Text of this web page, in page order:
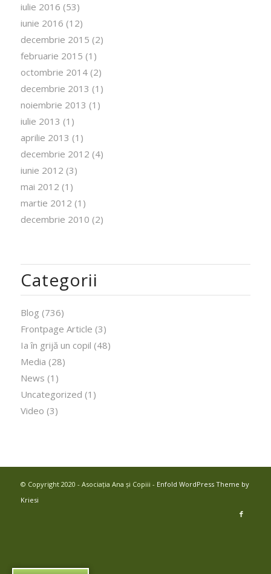
iulie 2016 (53)
iunie 2016 (12)
decembrie 2015 (2)
februarie 2015 (1)
octombrie 2014(2)
decembrie 2013 (1)
noiembrie 2013 (1)
iulie 2013 (1)
aprilie 2013 (1)
decembrie 2012 (4)
iunie 2012 (3)
mai 2012 (1)
martie 2012 (1)
decembrie 2010 (2)
Categorii
Blog (736)
Frontpage Article (3)
Ia în grijă un copil (48)
Media (28)
News (1)
Uncategorized (1)
Video (3)
© Copyright 2020 - Asociația Ana și Copiii - Enfold WordPress Theme by
Kriesi